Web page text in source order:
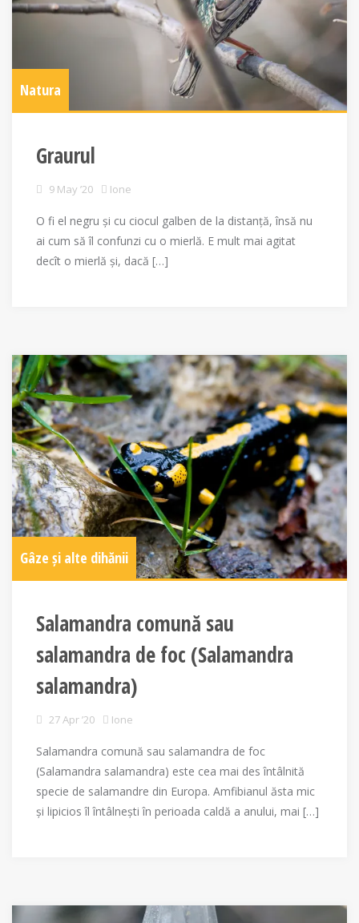
Natura
Graurul
9 May ’20 Ione
O fi el negru și cu ciocul galben de la distanță, însă nu
ai cum să îl confunzi cu o mierlă. E mult mai agitat
decît o mierlă și, dacă […]
Gâze și alte dihănii
Salamandra comună sau
salamandra de foc (Salamandra
salamandra)
27 Apr ’20 Ione
Salamandra comună sau salamandra de foc
(Salamandra salamandra) este cea mai des întâlnită
specie de salamandre din Europa. Amfibianul ăsta mic
și lipicios îl întâlnești în perioada caldă a anului, mai […]